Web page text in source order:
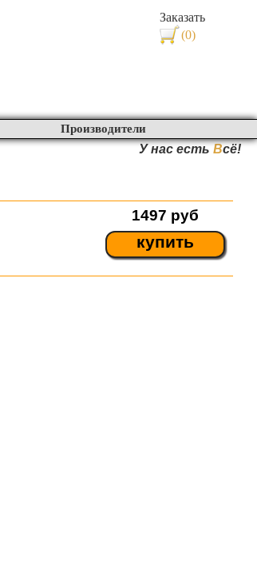
Заказать
(0)
Производители
У нас есть Всё!
1497 руб
купить